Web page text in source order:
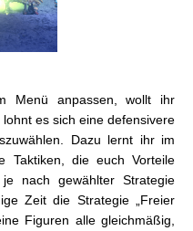
Menü anpassen, wollt ihr
es sich eine defensivere
Dazu lernt ihr im
Taktiken, die euch Vorteile
nach gewählter Strategie
Zeit die Strategie „Freier
Figuren alle gleichmäßig,